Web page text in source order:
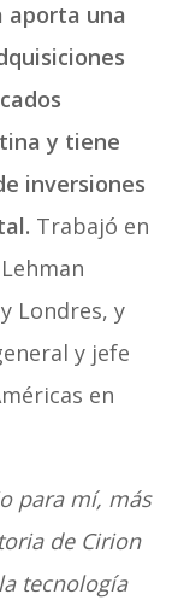
aporta una
y tiene
inversiones
Trabajó en
Londres, y
y jefe
en
para mí, más
de Cirion
tecnología